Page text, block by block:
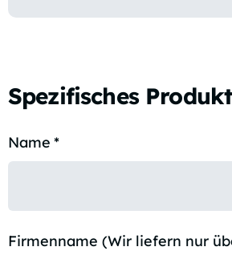
Spezifisches
Name *
Firmenname (Wir liefern nur